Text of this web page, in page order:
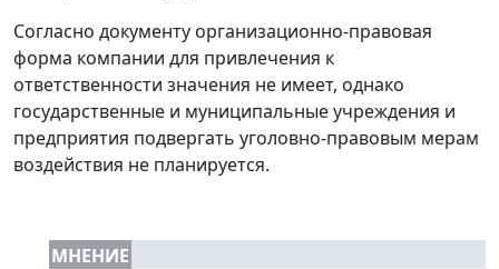
Согласно документу организационно-правовая
форма компании для привлечения к
ответственности значения не имеет, однако
государственные и муниципальные учреждения и
предприятия подвергать уголовно-правовым мерам
воздействия не планируется.
МНЕНИЕ